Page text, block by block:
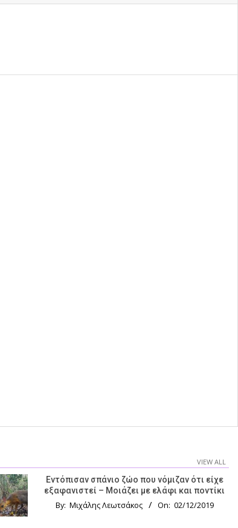
VIEW ALL
Εντόπισαν σπάνιο ζώο που νόμιζαν ότι είχε
εξαφανιστεί – Μοιάζει με ελάφι και ποντίκι
By: Μιχάλης Λεωτσάκος On: 02/12/2019